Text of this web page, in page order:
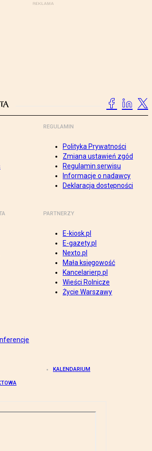
REGULAMIN
Polityka Prywatności
Zmiana ustawień zgód
Regulamin serwisu
Informacje o nadawcy
Deklaracja dostępności
PARTNERZY
E-kiosk.pl
E-gazety.pl
Nexto.pl
Mała księgowość
Kancelarierp.pl
Wieści Rolnicze
Życie Warszawy
KALENDARIUM